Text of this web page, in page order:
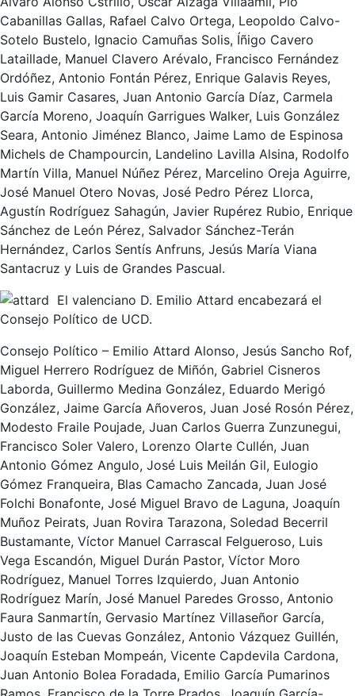
Cabanillas Gallas, Rafael Calvo Ortega, Leopoldo Calvo-
Sotelo Bustelo, Ignacio Camuñas Solis, Íñigo Cavero
Lataillade, Manuel Clavero Arévalo, Francisco Fernández
Ordóñez, Antonio Fontán Pérez, Enrique Galavis Reyes,
Luis Gamir Casares, Juan Antonio García Díaz, Carmela
García Moreno, Joaquín Garrigues Walker, Luis González
Seara, Antonio Jiménez Blanco, Jaime Lamo de Espinosa
Michels de Champourcin, Landelino Lavilla Alsina, Rodolfo
Martín Villa, Manuel Núñez Pérez, Marcelino Oreja Aguirre,
José Manuel Otero Novas, José Pedro Pérez Llorca,
Agustín Rodríguez Sahagún, Javier Rupérez Rubio, Enrique
Sánchez de León Pérez, Salvador Sánchez-Terán
Hernández, Carlos Sentís Anfruns, Jesús María Viana
Santacruz y Luis de Grandes Pascual.
El valenciano D. Emilio Attard encabezará el
Consejo Político de UCD.
Consejo Político – Emilio Attard Alonso, Jesús Sancho Rof,
Miguel Herrero Rodríguez de Miñón, Gabriel Cisneros
Laborda, Guillermo Medina González, Eduardo Merigó
González, Jaime García Añoveros, Juan José Rosón Pérez,
Modesto Fraile Poujade, Juan Carlos Guerra Zunzunegui,
Francisco Soler Valero, Lorenzo Olarte Cullén, Juan
Antonio Gómez Angulo, José Luis Meilán Gil, Eulogio
Gómez Franqueira, Blas Camacho Zancada, Juan José
Folchi Bonafonte, José Miguel Bravo de Laguna, Joaquín
Muñoz Peirats, Juan Rovira Tarazona, Soledad Becerril
Bustamante, Víctor Manuel Carrascal Felgueroso, Luis
Vega Escandón, Miguel Durán Pastor, Víctor Moro
Rodríguez, Manuel Torres Izquierdo, Juan Antonio
Rodríguez Marín, José Manuel Paredes Grosso, Antonio
Faura Sanmartín, Gervasio Martínez Villaseñor García,
Justo de las Cuevas González, Antonio Vázquez Guillén,
Joaquín Esteban Mompeán, Vicente Capdevila Cardona,
Juan Antonio Bolea Foradada, Emilio García Pumarinos